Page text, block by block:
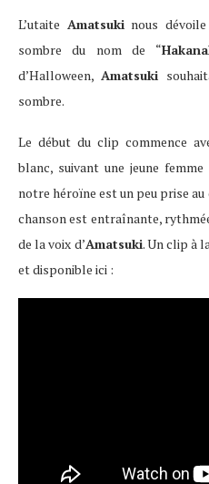
L’utaite Amatsukinous
sombre du nom de “
d’Halloween,Amatsuki
sombre.
Le début du clip commence
blanc, suivant une jeune
notre héroïne est un peu prise au
chanson est entraînante,
de la voix d’Amatsuki. Un clip à
et disponible ici :